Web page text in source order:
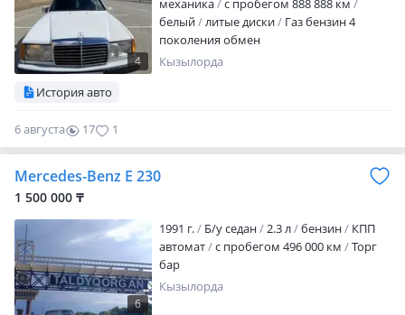
4
механика
с пробегом 888 888 км
белый
литые диски
Газ бензин 4
поколения обмен
Кызылорда
История авто
6 августа 17 1
Mercedes-Benz E 230
1 500 000 ₸
6
1991 г. Б/у седан 2.3 л бензин
КПП
автомат
с пробегом 496 000 км
Торг
бар
Кызылорда